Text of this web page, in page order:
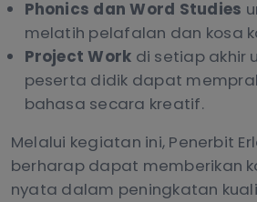
Phonics dan Word Studies
melatih pelafalan dan kosa
Project Work di setiap akhir
peserta didik dapat
bahasa secara kreatif.
Melalui kegiatan ini, Penerbit
berharap dapat memberikan
nyata dalam peningkatan